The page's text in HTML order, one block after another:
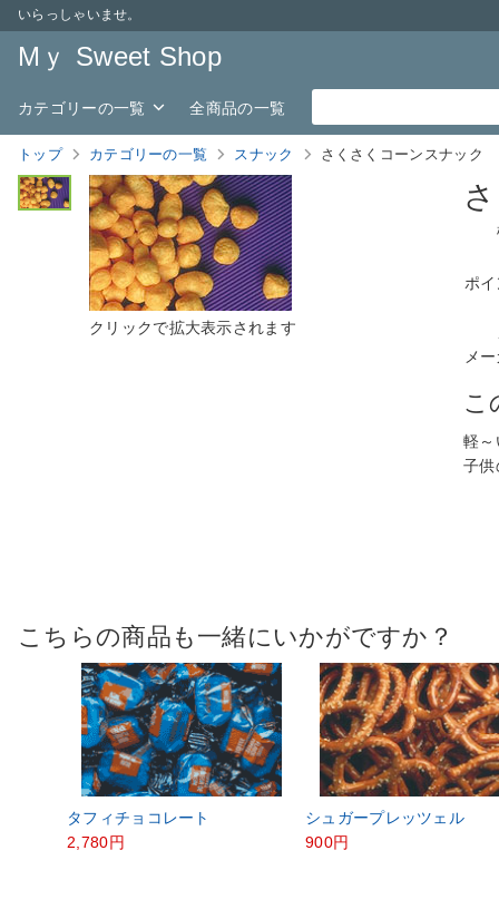
いらっしゃいませ。
Mｙ Sweet Shop
カテゴリーの一覧 全商品の一覧
トップ カテゴリーの一覧 スナック さくさくコーンスナック
ポ
メ
こ
軽～
子供
こちらの商品も一緒にいかがですか？
タフィチョコレート
2,780円
シュガープレッツェル
900円